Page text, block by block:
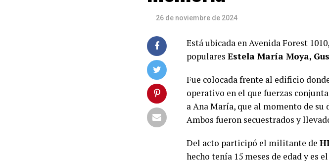
26 de noviembre de 2024
Está ubicada en Avenida Forest
populares Estela María Moya,
Fue colocada frente al edificio
operativo en el que fuerzas
a Ana María, que al momento de su
Ambos fueron secuestrados y
Del acto participó el militante de
hecho tenía 15 meses de edad y es